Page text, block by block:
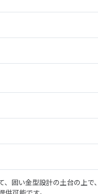
固い金型設計の土台の上